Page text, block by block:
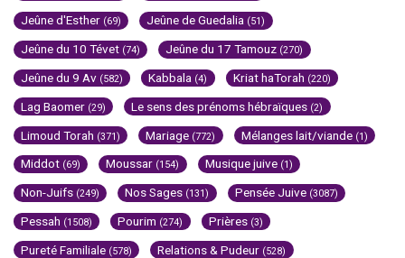
Jeûne d'Esther (69) Jeûne de Guedalia (51)
Jeûne du 10 Tévet (74) Jeûne du 17 Tamouz (270)
Jeûne du 9 Av (582) Kabbala (4) Kriat haTorah (220)
Lag Baomer (29) Le sens des prénoms hébraïques (2)
Limoud Torah (371) Mariage (772) Mélanges lait/viande (1)
Middot (69) Moussar (154) Musique juive (1)
Non-Juifs (249) Nos Sages (131) Pensée Juive (3087)
Pessah (1508) Pourim (274) Prières (3)
Pureté Familiale (578) Relations & Pudeur (528)